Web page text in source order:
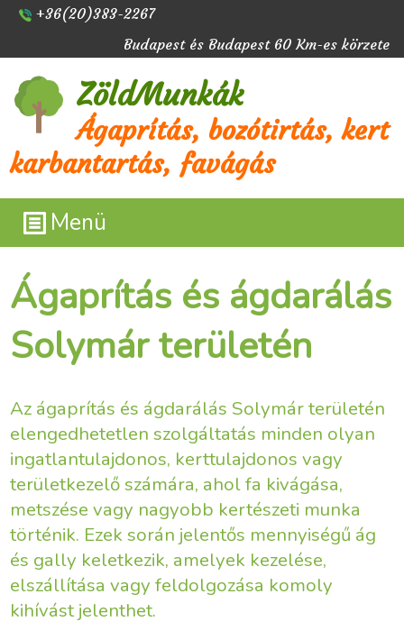
+36(20)383-2267
Budapest és Budapest 60 Km-es körzete
ZöldMunkák
Ágaprítás, bozótirtás, kert
karbantartás, favágás
Menü
Ágaprítás és ágdarálás
Solymár területén
Az ágaprítás és ágdarálás Solymár területén
elengedhetetlen szolgáltatás minden olyan
ingatlantulajdonos, kerttulajdonos vagy
területkezelő számára, ahol fa kivágása,
metszése vagy nagyobb kertészeti munka
történik. Ezek során jelentős mennyiségű ág
és gally keletkezik, amelyek kezelése,
elszállítása vagy feldolgozása komoly
kihívást jelenthet.